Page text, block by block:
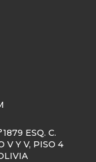
ESQ. C.
V Y V, PISO 4